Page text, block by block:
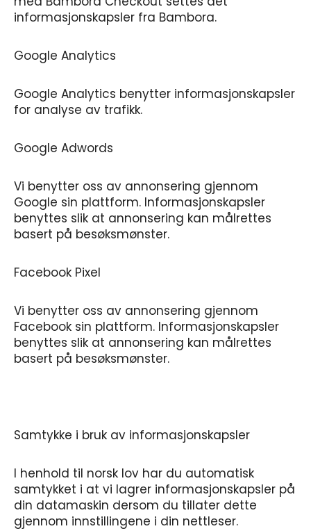
informasjonskapsler fra Bambora.
Google Analytics
Google Analytics benytter informasjonskapsler
for analyse av trafikk.
Google Adwords
Vi benytter oss av annonsering gjennom
Google sin plattform. Informasjonskapsler
benyttes slik at annonsering kan målrettes
basert på besøksmønster.
Facebook Pixel
Vi benytter oss av annonsering gjennom
Facebook sin plattform. Informasjonskapsler
benyttes slik at annonsering kan målrettes
basert på besøksmønster.
Samtykke i bruk av informasjonskapsler
I henhold til norsk lov har du automatisk
samtykket i at vi lagrer informasjonskapsler på
din datamaskin dersom du tillater dette
gjennom innstillingene i din nettleser.